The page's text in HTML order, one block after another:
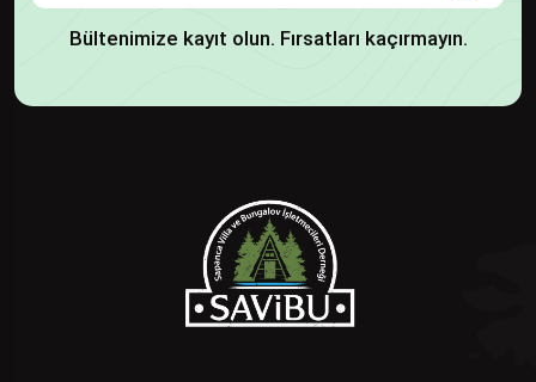
Bültenimize kayıt olun. Fırsatları kaçırmayın.